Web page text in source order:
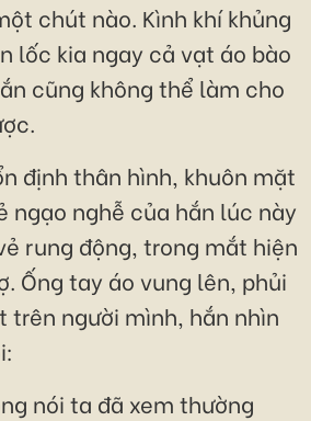
chút nào. Kình khí khủng
lốc kia ngay cả vạt áo bào
cũng không thể làm cho
định thân hình, khuôn mặt
ngạo nghễ của hắn lúc này
rung động, trong mắt hiện
Ống tay áo vung lên, phủi
trên người mình, hắn nhìn
nói ta đã xem thường